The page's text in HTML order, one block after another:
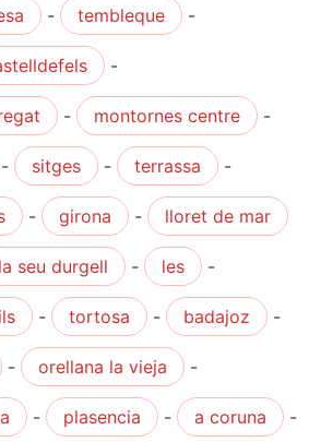
- tembleque -
-
- montornes centre -
- sitges - terrassa -
- girona - lloret de mar
la seu durgell - les -
- tortosa - badajoz -
- orellana la vieja -
- plasencia - a coruna -